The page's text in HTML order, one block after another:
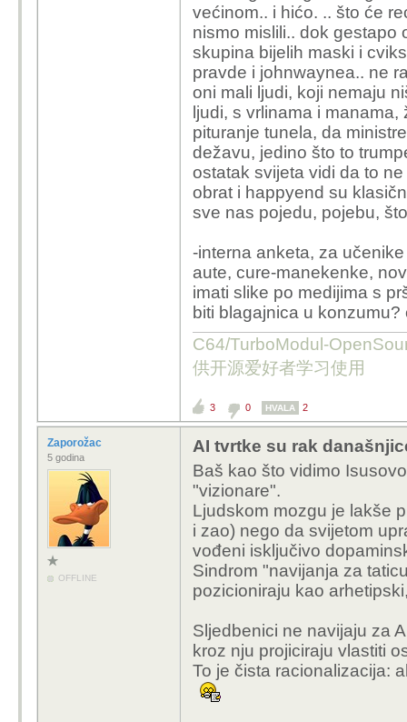
većinom.. i hićo. .. što će
nismo mislili.. dok gestapo
skupina bijelih maski i
pravde i johnwaynea.. ne
oni mali ljudi, koji nemaju
ljudi, s vrlinama i
pituranje tunela, da
dežavu, jedino što to
ostatak svijeta vidi da to
obrat i happyend su
sve nas pojedu, pojebu,
-interna anketa, za
aute, cure-manekenke,
imati slike po medijima s
biti blagajnica u
C64/TurboModul-
供开源爱好者学习使用
3 0 HVALA 2
Zaporožac
5 godina
OFFLINE
AI tvrtke su rak
Baš kao što vidimo
"vizionare".
Ljudskom mozgu je lakše
i zao) nego da svijetom
vođeni isključivo
Sindrom "navijanja za
pozicioniraju kao
Sljedbenici ne navijaju za
kroz nju projiciraju vlastiti
To je čista racionalizacija: